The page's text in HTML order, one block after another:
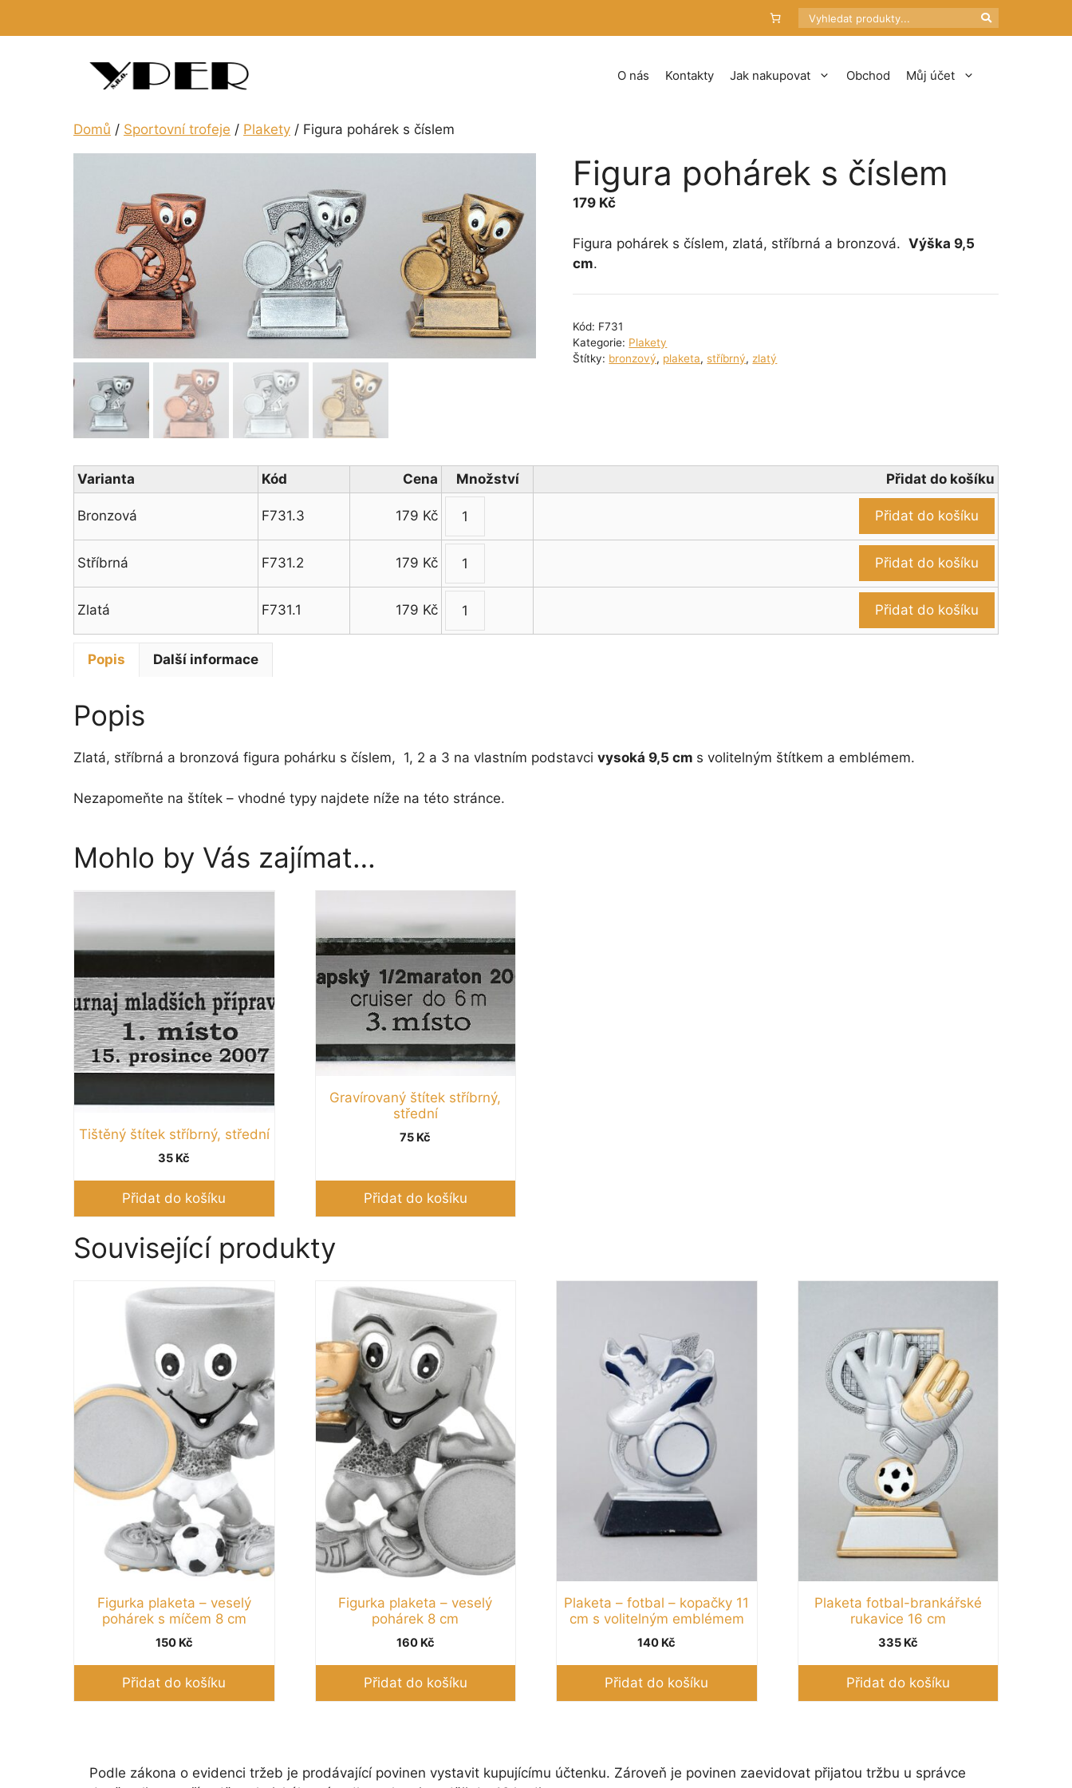
Hledat
O nás Kontakty Jak nakupovat Obchod Můj účet
Domů / Sportovní trofeje / Plakety / Figura pohárek s číslem
Figura pohárek s číslem
179 Kč
Figura pohárek s číslem, zlatá, stříbrná a bronzová.Výška 9,5
cm.
Kód: F731
Kategorie: Plakety
Štítky: bronzový, plaketa,stříbrný, zlatý
Varianta Kód Cena Množství Přidat do košíku
Bronzová F731.3 179 Kč
Figura
pohárek
číslem
množství
Přidat do košíku
Stříbrná F731.2 179 Kč
Figura
pohárek
číslem
Přidat do košíku
Zlatá F731.1 179 Kč
Figura
pohárek
Přidat do košíku
Popis Další informace
Popis
Zlatá, stříbrná a bronzová figura pohárku s číslem, 1, 2 a 3 na vlastním podstavci vysoká 9,5 cm s volitelným štítkem a emblémem.
Nezapomeňte na štítek – vhodné typy najdete níže na této stránce.
Mohlo by Vás zajímat…
Tištěný štítek stříbrný, střední
35 Kč
Přidat do košíku
Gravírovaný štítek stříbrný,
střední
75 Kč
Přidat do košíku
Související produkty
Figurka plaketa – veselý
pohárek s míčem 8 cm
150 Kč
Přidat do košíku
Figurka plaketa – veselý
pohárek 8 cm
160 Kč
Přidat do košíku
Plaketa – fotbal – kopačky 11
cm s volitelným emblémem
140 Kč
Přidat do košíku
Plaketa fotbal-brankářské
rukavice 16 cm
335 Kč
Přidat do košíku
Podle zákona o evidenci tržeb je prodávající povinen vystavit kupujícímu účtenku. Zároveň je povinen zaevidovat přijatou tržbu u správce